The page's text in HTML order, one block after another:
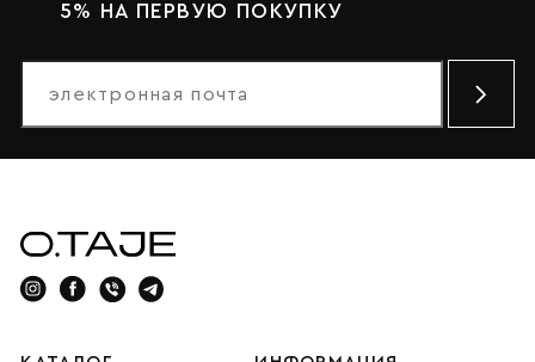
5% НА ПЕРВУЮ ПОКУПКУ